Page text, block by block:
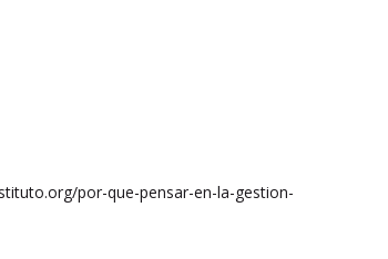
por-que-pensar-en-la-gestion-